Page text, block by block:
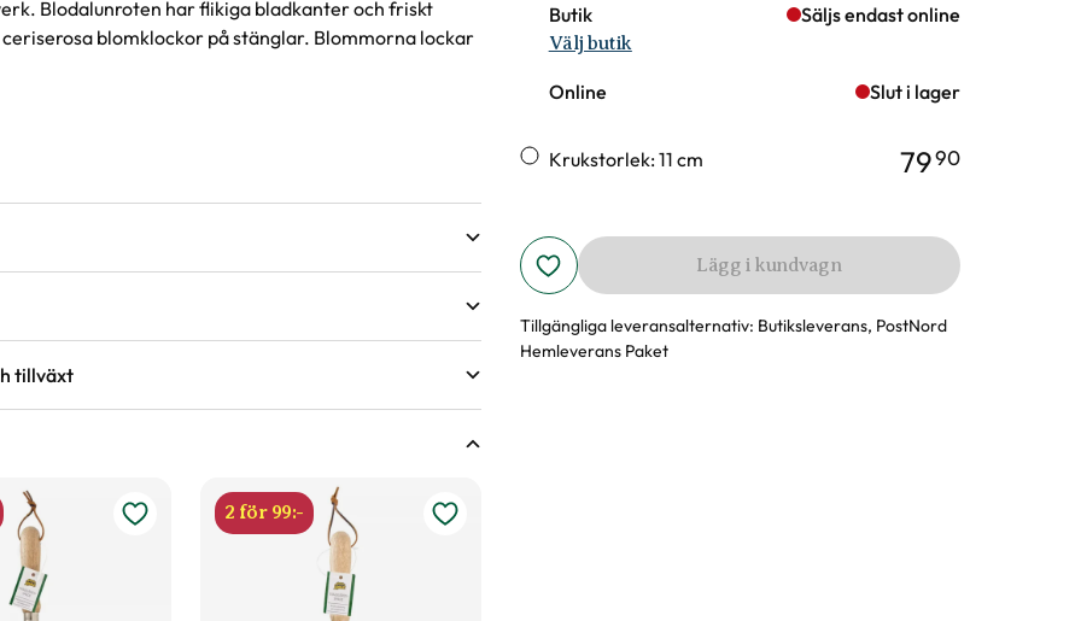
Butik Säljs endast online
Välj butik
Online Slut i lager
Krukstorlek: 11 cm 7990
Lägg i kundvagn
Tillgängliga leveransalternativ: Butiksleverans, PostNord
Hemleverans Paket
Blodalunroten har flikiga bladkanter och friskt
blomklockor på stänglar. Blommorna lockar
tillväxt
efter behov, med fördel kan gödsel bytas ut mot
2 för 99:-